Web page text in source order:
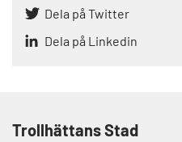
Dela på Twitter
Dela på Linkedin
Trollhättans Stad